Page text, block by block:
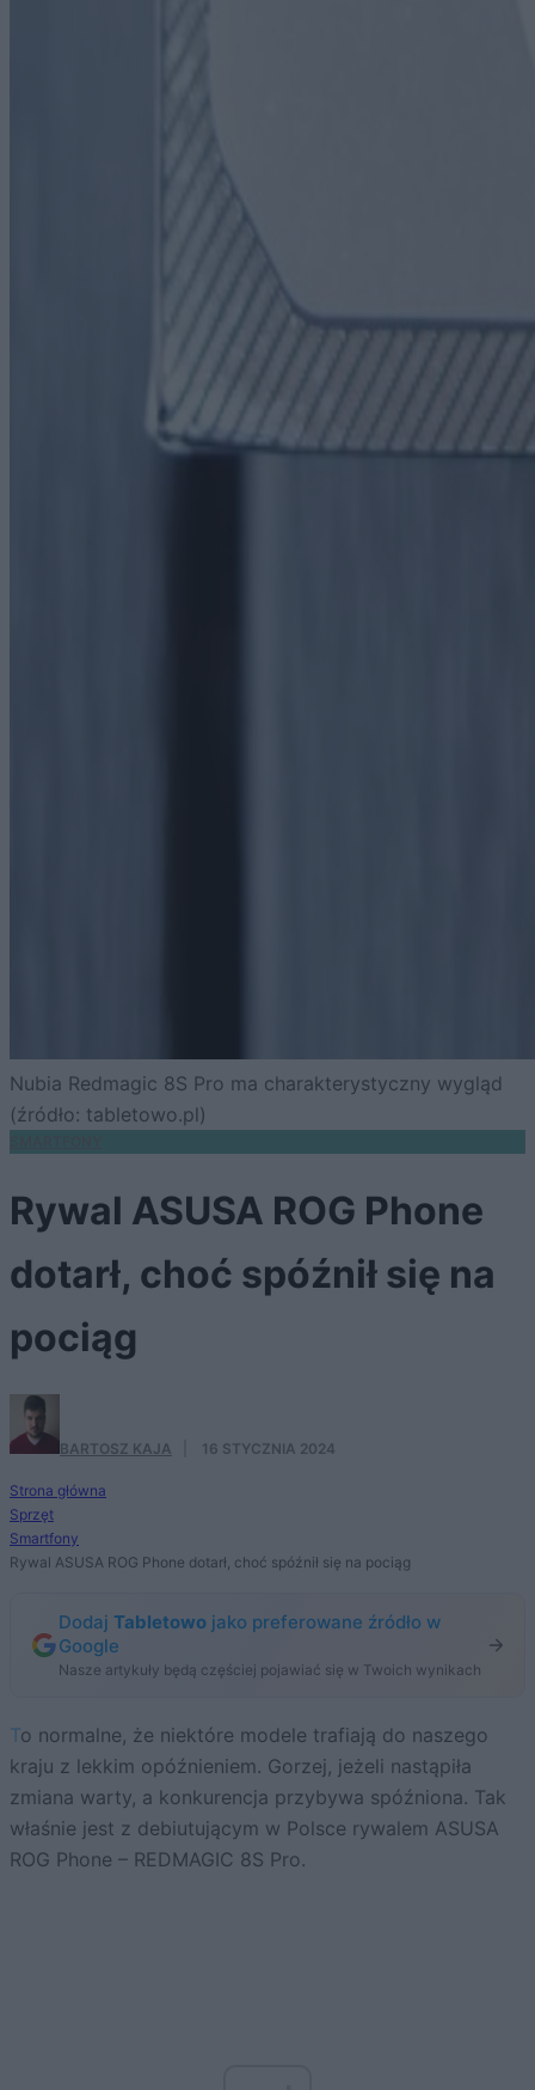
Nubia Redmagic 8S Pro ma charakterystyczny wygląd
(źródło: tabletowo.pl)
Rywal ASUSA ROG Phone
dotarł, choć spóźnił się na
pociąg
BARTOSZ KAJA 16 STYCZNIA 2024
Strona główna
Sprzęt
Smartfony
Rywal ASUSA ROG Phone dotarł, choć spóźnił się na pociąg
Dodaj Tabletowo jako preferowane źródło w
Google
Nasze artykuły będą częściej pojawiać się w Twoich wynikach
To normalne, że niektóre modele trafiają do naszego
kraju z lekkim opóźnieniem. Gorzej, jeżeli nastąpiła
zmiana warty, a konkurencja przybywa spóźniona. Tak
właśnie jest z debiutującym w Polsce rywalem ASUSA
ROG Phone – REDMAGIC 8S Pro.